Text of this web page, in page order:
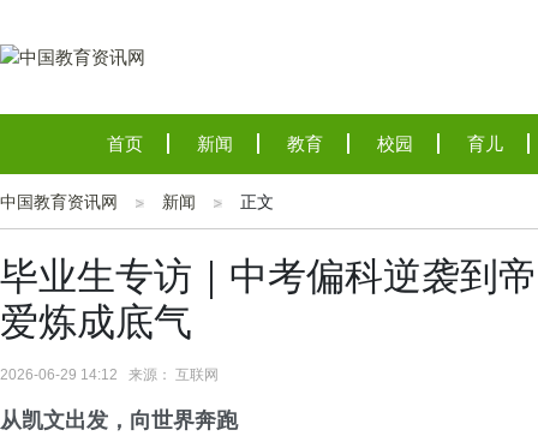
首页 新闻 教育 校园 育儿
中国教育资讯网 新闻 正文
毕业生专访｜中考偏科逆袭到
爱炼成底气
2026-06-29 14:12 来源： 互联网
从凯文出发，向世界奔跑